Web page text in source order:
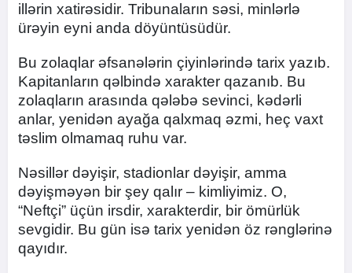
illərin xatirəsidir. Tribunaların səsi, minlərlə
ürəyin eyni anda döyüntüsüdür.
Bu zolaqlar əfsanələrin çiyinlərində tarix yazıb.
Kapitanların qəlbində xarakter qazanıb. Bu
zolaqların arasında qələbə sevinci, kədərli
anlar, yenidən ayağa qalxmaq əzmi, heç vaxt
təslim olmamaq ruhu var.
Nəsillər dəyişir, stadionlar dəyişir, amma
dəyişməyən bir şey qalır – kimliyimiz. O,
“Neftçi” üçün irsdir, xarakterdir, bir ömürlük
sevgidir. Bu gün isə tarix yenidən öz rənglərinə
qayıdır.